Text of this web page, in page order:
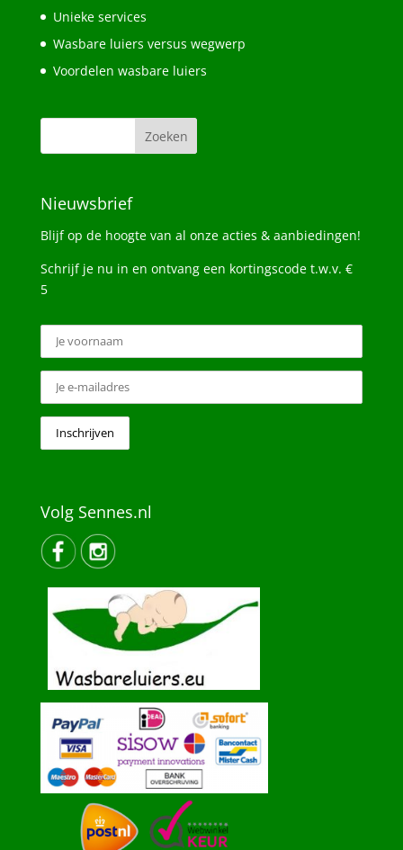
Unieke services
Wasbare luiers versus wegwerp
Voordelen wasbare luiers
Nieuwsbrief
Blijf op de hoogte van al onze acties & aanbiedingen!
Schrijf je nu in en ontvang een kortingscode t.w.v. €
5
Volg Sennes.nl